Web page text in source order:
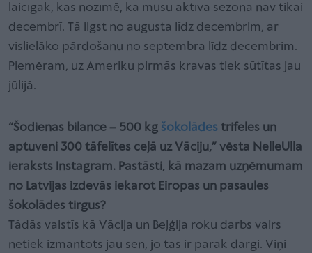
laicīgāk, kas nozīmē, ka mūsu aktīvā sezona nav tikai
decembrī. Tā ilgst no augusta līdz decembrim, ar
vislielāko pārdošanu no septembra līdz decembrim.
Piemēram, uz Ameriku pirmās kravas tiek sūtītas jau
jūlijā.
“Šodienas bilance – 500 kg šokolādes trifeles un
aptuveni 300 tāfelītes ceļā uz Vāciju,” vēsta NelleUlla
ieraksts Instagram. Pastāsti, kā mazam uzņēmumam
no Latvijas izdevās iekarot Eiropas un pasaules
šokolādes tirgus?
Tādās valstīs kā Vācija un Beļģija roku darbs vairs
netiek izmantots jau sen, jo tas ir pārāk dārgi. Viņi